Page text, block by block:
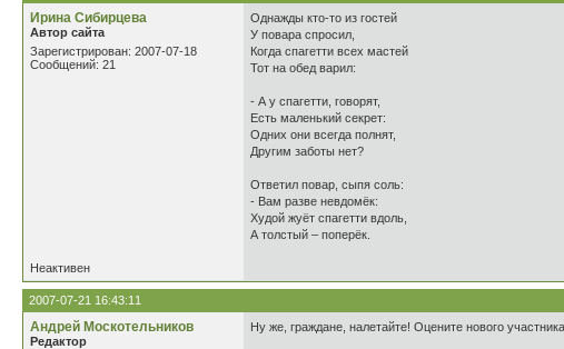
Иринa Cибирцева
Автор сайта
Зарегистрирован: 2007-07-18
Сообщений: 21
Однажды кто-то из гостей
У повара спросил,
Когда спагетти всех мастей
Тот на обед варил:
- А у спагетти, говорят,
Есть маленький секрет:
Одних они всегда полнят,
Другим заботы нет?
Ответил повар, сыпя соль:
- Вам разве невдомёк:
Худой жуёт спагетти вдоль,
А толстый – поперёк.
Неактивен
2007-07-21 16:43:11
Андрей Москотельников
Редактор
Ну же, граждане, налетайте! Оцените нового